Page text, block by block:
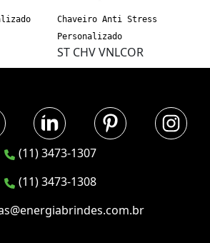
Chaveiro Anti Stress
Personalizado
ST CHV VNLCOR
(11) 3473-1307
(11) 3473-1308